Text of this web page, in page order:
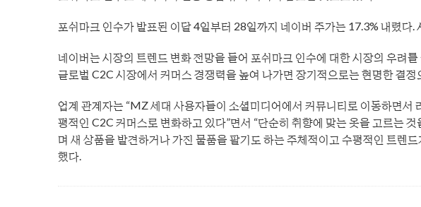
포쉬마크 인수가 발표된 이달 4일부터 28일까지 네이버 주가는 17.3% 내렸다
네이버는 시장의 트렌드 변화 전망을 들어 포쉬마크 인수에 대한 시장의 우려
글로벌 C2C 시장에서 커머스 경쟁력을 높여 나가면 장기적으로는 현명한 결
업계 관계자는 “MZ 세대 사용자들이 소셜미디어에서 커뮤니티로 이동하면서
평적인 C2C 커머스로 변화하고 있다”면서 “단순히 취향에 맞는 옷을 고르는
며 새 상품을 발견하거나 가진 물품을 팔기도 하는 주체적이고 수평적인 트렌
했다.